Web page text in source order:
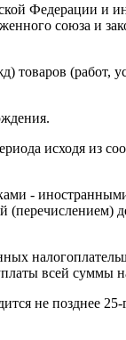
Федерации и
союза и
товаров (работ,
исходя из
-
(перечислением)
всей суммы
не позднее